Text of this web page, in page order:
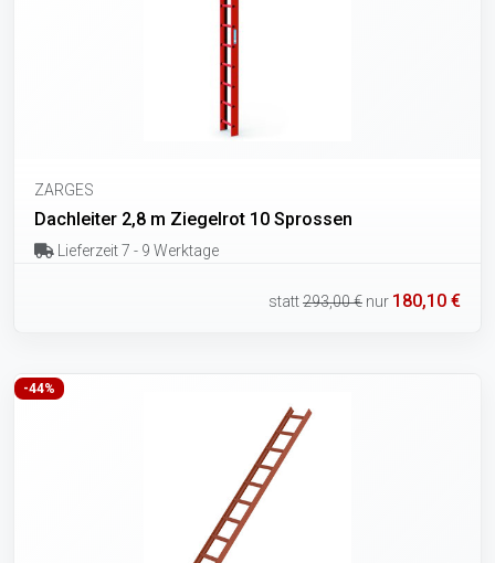
ZARGES
Dachleiter 2,8 m Ziegelrot 10 Sprossen
Lieferzeit 7 - 9 Werktage
statt293,00 € nur 180,10 €
-44%